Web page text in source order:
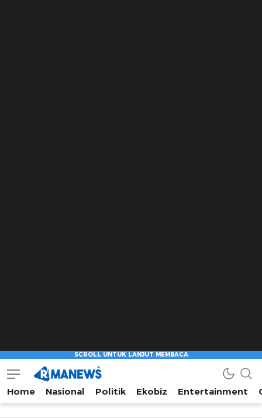
Home Nasional Politik Ekobiz Entertainment